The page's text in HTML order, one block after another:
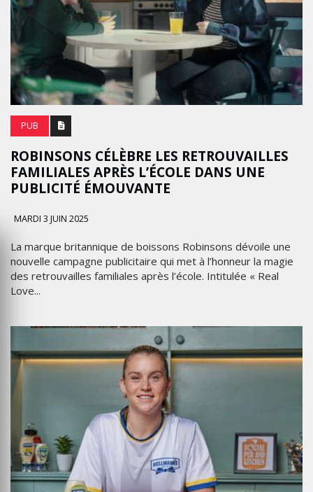
PUB
ROBINSONS CÉLÈBRE LES RETROUVAILLES
FAMILIALES APRÈS L’ÉCOLE DANS UNE
PUBLICITÉ ÉMOUVANTE
MARDI 3 JUIN 2025
La marque britannique de boissons Robinsons dévoile une
nouvelle campagne publicitaire qui met à l’honneur la magie
des retrouvailles familiales après l’école. Intitulée « Real
Love...